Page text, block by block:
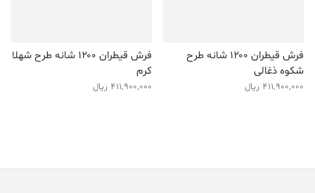
فرش قیطران ۱۲۰۰ شانه طرح
شکوه ذغالی
411,900,000 ریال
فرش قیطران ۱۲۰۰ شانه طرح شهلا
کرم
411,900,000 ریال